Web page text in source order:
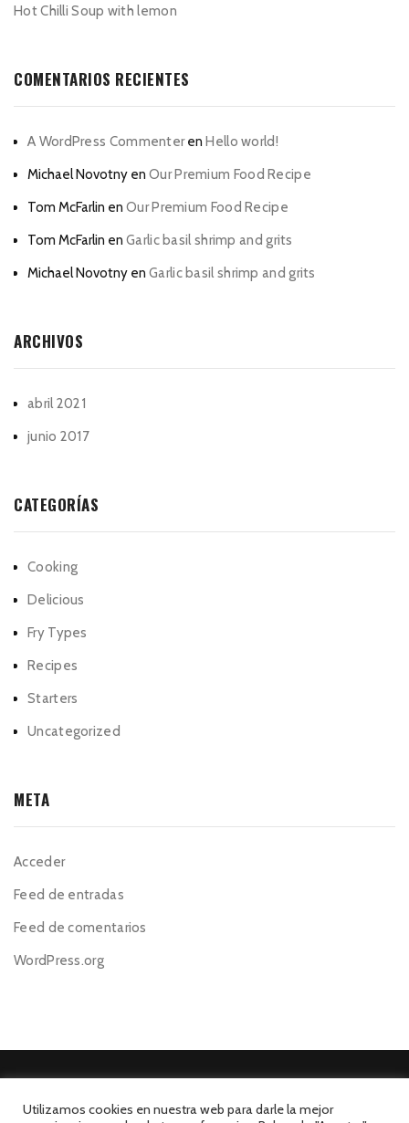
Hot Chilli Soup with lemon
COMENTARIOS RECIENTES
A WordPress CommenterenHello world!
Michael Novotny en Our Premium Food Recipe
Tom McFarlin en Our Premium Food Recipe
Tom McFarlin en Garlic basil shrimp and grits
Michael Novotny en Garlic basil shrimp and grits
ARCHIVOS
abril 2021
junio 2017
CATEGORÍAS
Cooking
Delicious
Fry Types
Recipes
Starters
Uncategorized
META
Acceder
Feed de entradas
Feed de comentarios
WordPress.org
Utilizamos cookies en nuestra web para darle la mejor